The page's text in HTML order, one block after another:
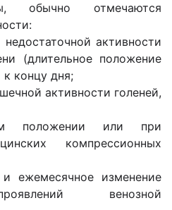
обычно отмечаются
активности
(длительное положение
концу дня;
активности голеней,
положении или при
компрессионных
ежемесячное изменение
венозной